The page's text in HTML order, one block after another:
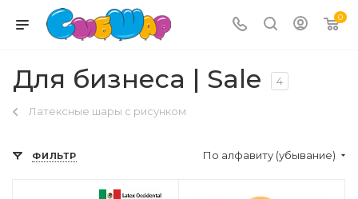
0
Для бизнеса | Sale 4
Латексные шары с рисунком
ФИЛЬТР По алфавиту (убывание)